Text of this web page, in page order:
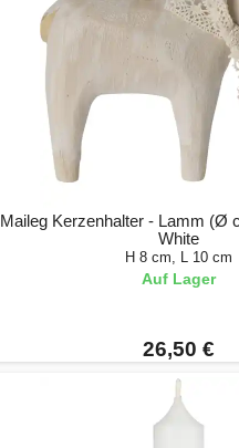
Maileg Kerzenhalter - Lamm (Ø
White
H 8 cm, L 10 cm
Auf Lager
26,50 €